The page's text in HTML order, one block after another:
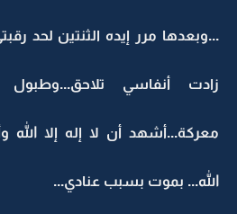
...وبعدها مرر إيده الثنتين لحد
زادت أنفاسي
معركة...أشهد أن لا إله إلا
الله... بموت بسبب عنادي...